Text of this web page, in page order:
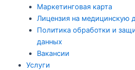
Маркетинговая карта
Лицензия на медицинскую
Политика обработки и
данных
Вакансии
Услуги